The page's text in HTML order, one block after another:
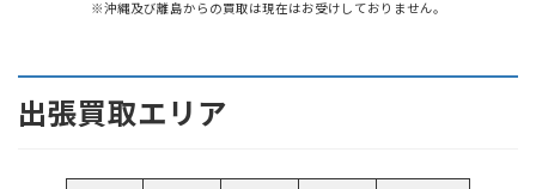
※沖縄及び離島からの買取は現在はお受けしておりません。
出張買取エリア